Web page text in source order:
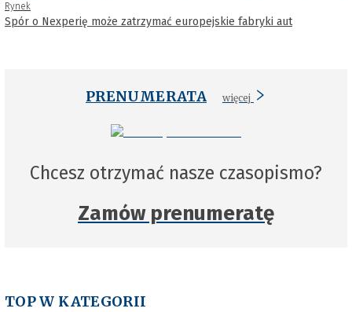
Rynek
Spór o Nexperię może zatrzymać europejskie fabryki aut
PRENUMERATA więcej
Chcesz otrzymać nasze czasopismo?
Zamów prenumeratę
TOP W KATEGORII